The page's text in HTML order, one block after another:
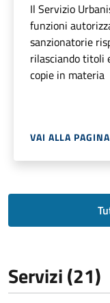
Il Servizio
funzioni
sanzionatorie
rilasciando titoli
copie in materia
VAI ALLA PAGINA
Servizi (21)